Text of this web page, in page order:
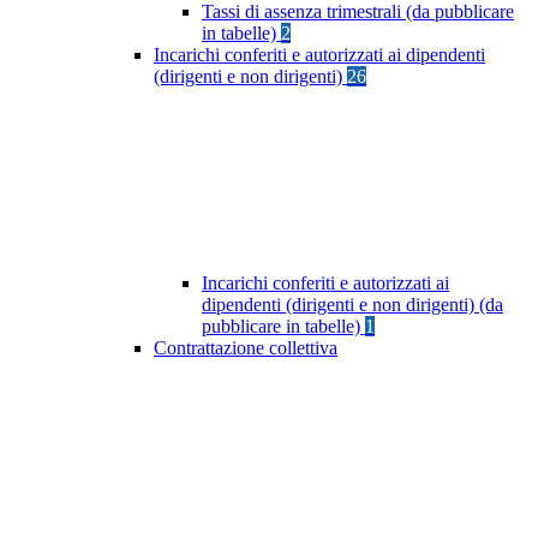
Tassi di assenza trimestrali (da pubblicare
in tabelle) 2
Incarichi conferiti e autorizzati ai dipendenti
(dirigenti e non dirigenti) 26
Incarichi conferiti e autorizzati ai
dipendenti (dirigenti e non dirigenti) (da
pubblicare in tabelle) 1
Contrattazione collettiva